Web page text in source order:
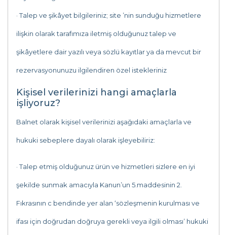
· Talep ve şikâyet bilgileriniz; site ’nin sunduğu hizmetlere
ilişkin olarak tarafımıza iletmiş olduğunuz talep ve
şikâyetlere dair yazılı veya sözlü kayıtlar ya da mevcut bir
rezervasyonunuzu ilgilendiren özel istekleriniz
Kişisel verilerinizi hangi amaçlarla
işliyoruz?
Balnet olarak kişisel verilerinizi aşağıdaki amaçlarla ve
hukuki sebeplere dayalı olarak işleyebiliriz:
· Talep etmiş olduğunuz ürün ve hizmetleri sizlere en iyi
şekilde sunmak amacıyla Kanun’un 5.maddesinin 2.
Fıkrasının c bendinde yer alan ‘sözleşmenin kurulması ve
ifası için doğrudan doğruya gerekli veya ilgili olması’ hukuki